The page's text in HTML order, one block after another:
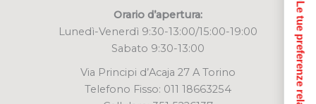
Orario d’apertura:
Lunedì-Venerdì 9:30-13:00/15:00-19:00
Sabato 9:30-13:00
Via Principi d’Acaja 27 A Torino
Telefono Fisso: 011 18663254